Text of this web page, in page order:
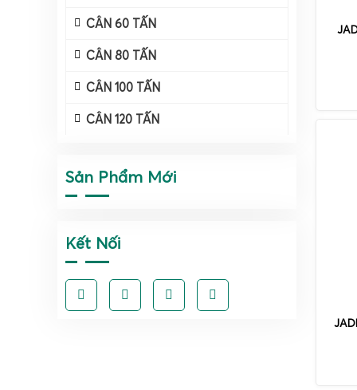
CÂN 60 TẤN
CÂN 80 TẤN
CÂN 100 TẤN
CÂN 120 TẤN
Sản Phẩm Mới
Kết Nối